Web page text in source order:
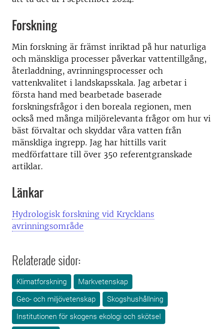
Forskning
Min forskning är främst inriktad på hur naturliga
och mänskliga processer påverkar vattentillgång,
återladdning, avrinningsprocesser och
vattenkvalitet i landskapsskala. Jag arbetar i
första hand med bearbetade baserade
forskningsfrågor i den boreala regionen, men
också med många miljörelevanta frågor om hur vi
bäst förvaltar och skyddar våra vatten från
mänskliga ingrepp. Jag har hittills varit
medförfattare till över 350 referentgranskade
artiklar.
Länkar
Hydrologisk forskning vid Krycklans
avrinningsområde
Relaterade sidor:
Klimatforskning
Markvetenskap
Geo- och miljövetenskap
Skogshushållning
Institutionen för skogens ekologi och skötsel